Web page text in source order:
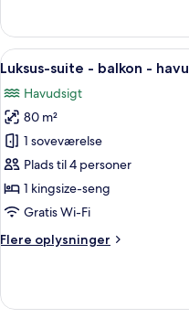
Indlæs
alle
billeder
af
Luksus-
suite
-
balkon
havudsigt
6
Luksus-suite - balkon -
Havudsigt
80 m²
1 soveværelse
Plads til 4 personer
1 kingsize-seng
Gratis Wi-Fi
Flere oplysninger
Flere
suite